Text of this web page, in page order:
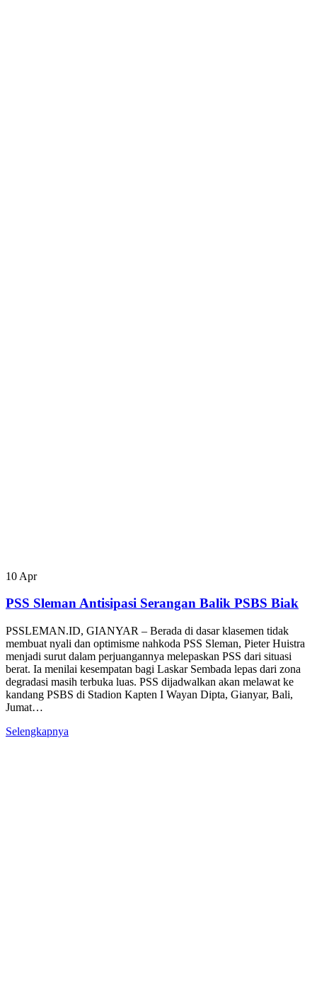
10 Apr
PSS Sleman Antisipasi Serangan Balik PSBS Biak
PSSLEMAN.ID, GIANYAR – Berada di dasar klasemen tidak
membuat nyali dan optimisme nahkoda PSS Sleman, Pieter Huistra
menjadi surut dalam perjuangannya melepaskan PSS dari situasi
berat. Ia menilai kesempatan bagi Laskar Sembada lepas dari zona
degradasi masih terbuka luas. PSS dijadwalkan akan melawat ke
kandang PSBS di Stadion Kapten I Wayan Dipta, Gianyar, Bali,
Jumat…
Selengkapnya